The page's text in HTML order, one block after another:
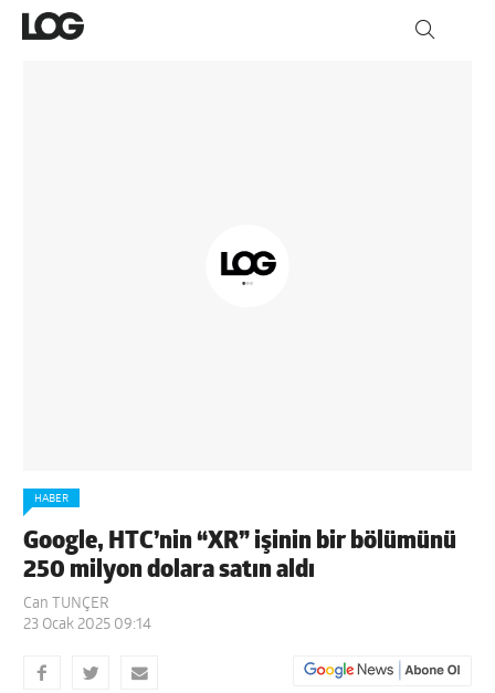
HABER
Google, HTC’nin “XR” işinin bir bölümünü
250 milyon dolara satın aldı
Can TUNÇER
23 Ocak 2025 09:14